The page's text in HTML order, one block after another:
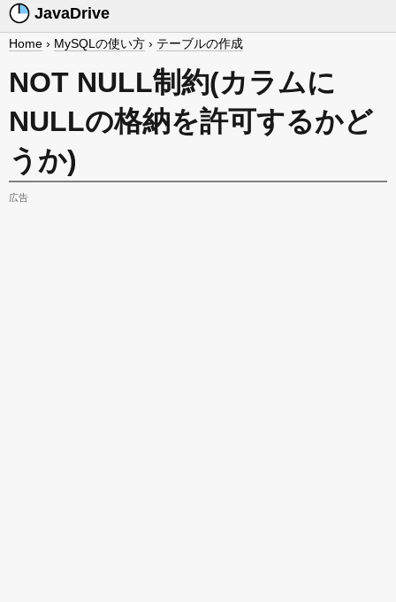
JavaDrive
Home › MySQLの使い方 › テーブルの作成
NOT NULL制約(カラムに
NULLの格納を許可するかど
うか)
広告